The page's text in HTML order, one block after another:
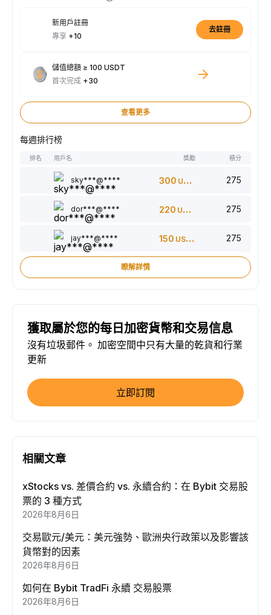
新用戶註冊
專享 +10
去註冊
儲值總額 ≥ 100 USDT
首次完成 +30
查看更多
每週排行榜
排名 用戶名 獎勵 積分
sky***@**** 300 USDT 275
dor***@**** 220 USDT 275
jay***@**** 150 USDT 275
瞭解詳情
獲取屬於您的每日加密貨幣和交易信息
沒有垃圾郵件。 加密空間中只有大量的乾貨和行業
更新
立即訂閱
相關文章
xStocks vs. 差價合約 vs. 永續合約：在 Bybit 交易股
票的 3 種方式
2026年8月6日
交易歐元/美元：美元強勢、歐洲央行政策以及影響該
貨幣對的因素
2026年8月6日
如何在 Bybit TradFi 永續 交易股票
2026年8月6日